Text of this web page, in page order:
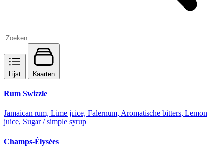
Lijst Kaarten
Rum Swizzle
Jamaican rum, Lime juice, Falernum, Aromatische bitters, Lemon
juice, Sugar / simple syrup
Champs-Élysées